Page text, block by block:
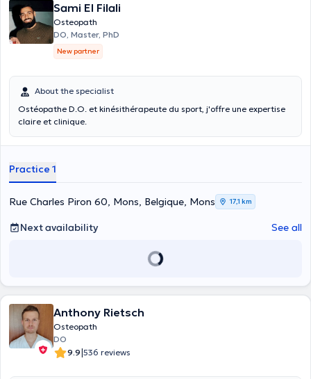
Sami El Filali
Osteopath
DO, Master, PhD
New partner
About the specialist
Ostéopathe D.O. et kinésithérapeute du sport, j'offre une expertise
claire et clinique.
Practice 1
Rue Charles Piron 60, Mons, Belgique, Mons 17,1 km
Next availability See all
Anthony Rietsch
Osteopath
DO
9.9|536 reviews